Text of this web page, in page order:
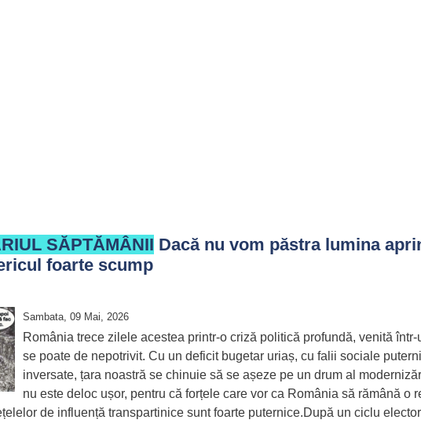
SĂPTĂMÂNII Dacă nu vom păstra lumina
foarte scump
Sambata, 09 Mai, 2026
România trece zilele acestea printr-o criză politică profundă, venită într-
se poate de nepotrivit. Cu un deficit bugetar uriaș, cu falii sociale
inversate, țara noastră se chinuie să se așeze pe un drum al
nu este deloc ușor, pentru că forțele care vor ca România să rămână o
de influență transpartinice sunt foarte puternice.După un ciclu